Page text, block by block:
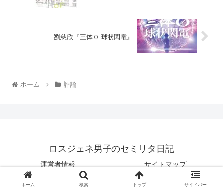
劉慈欣『三体０ 球状閃電』
ホーム 評論
ロスジェネ男子のセミリタ日記
運営者情報 サイトマップ
© 2020 ロスジェネ男子のセミリタ日記.
ホーム 検索 トップ サイドバー